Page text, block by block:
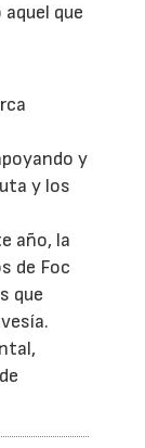
que
y
y los
año, la
de Foc
que